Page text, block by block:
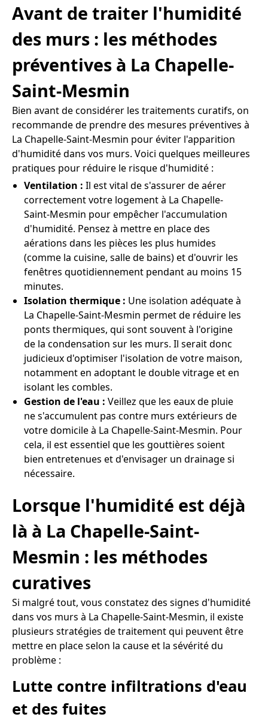
Avant de traiter l'humidité
des murs : les méthodes
préventives à La Chapelle-
Saint-Mesmin
Bien avant de considérer les traitements curatifs, on
recommande de prendre des mesures préventives à
La Chapelle-Saint-Mesmin pour éviter l'apparition
d'humidité dans vos murs. Voici quelques meilleures
pratiques pour réduire le risque d'humidité :
Ventilation : Il est vital de s'assurer de aérer
correctement votre logement à La Chapelle-
Saint-Mesmin pour empêcher l'accumulation
d'humidité. Pensez à mettre en place des
aérations dans les pièces les plus humides
(comme la cuisine, salle de bains) et d'ouvrir les
fenêtres quotidiennement pendant au moins 15
minutes.
Isolation thermique : Une isolation adéquate à
La Chapelle-Saint-Mesmin permet de réduire les
ponts thermiques, qui sont souvent à l'origine
de la condensation sur les murs. Il serait donc
judicieux d'optimiser l'isolation de votre maison,
notamment en adoptant le double vitrage et en
isolant les combles.
Gestion de l'eau : Veillez que les eaux de pluie
ne s'accumulent pas contre murs extérieurs de
votre domicile à La Chapelle-Saint-Mesmin. Pour
cela, il est essentiel que les gouttières soient
bien entretenues et d'envisager un drainage si
nécessaire.
Lorsque l'humidité est déjà
là à La Chapelle-Saint-
Mesmin : les méthodes
curatives
Si malgré tout, vous constatez des signes d'humidité
dans vos murs à La Chapelle-Saint-Mesmin, il existe
plusieurs stratégies de traitement qui peuvent être
mettre en place selon la cause et la sévérité du
problème :
Lutte contre infiltrations d'eau
et des fuites